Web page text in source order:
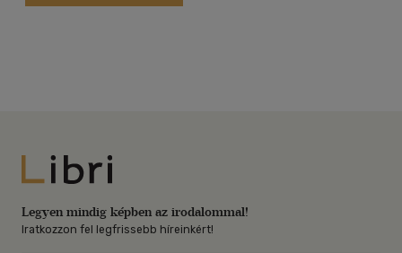
Libri
Legyen mindig képben az irodalommal!
Iratkozzon fel legfrissebb híreinkért!